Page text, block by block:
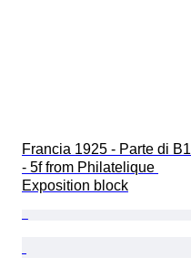
Francia 1925 - Parte di B1
- 5f from Philatelique
Exposition block